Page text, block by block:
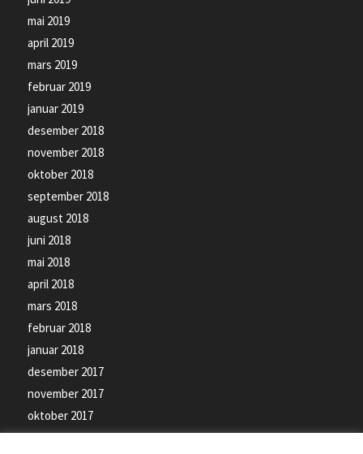
mai 2019
april 2019
mars 2019
februar 2019
januar 2019
desember 2018
november 2018
oktober 2018
september 2018
august 2018
juni 2018
mai 2018
april 2018
mars 2018
februar 2018
januar 2018
desember 2017
november 2017
oktober 2017
september 2017